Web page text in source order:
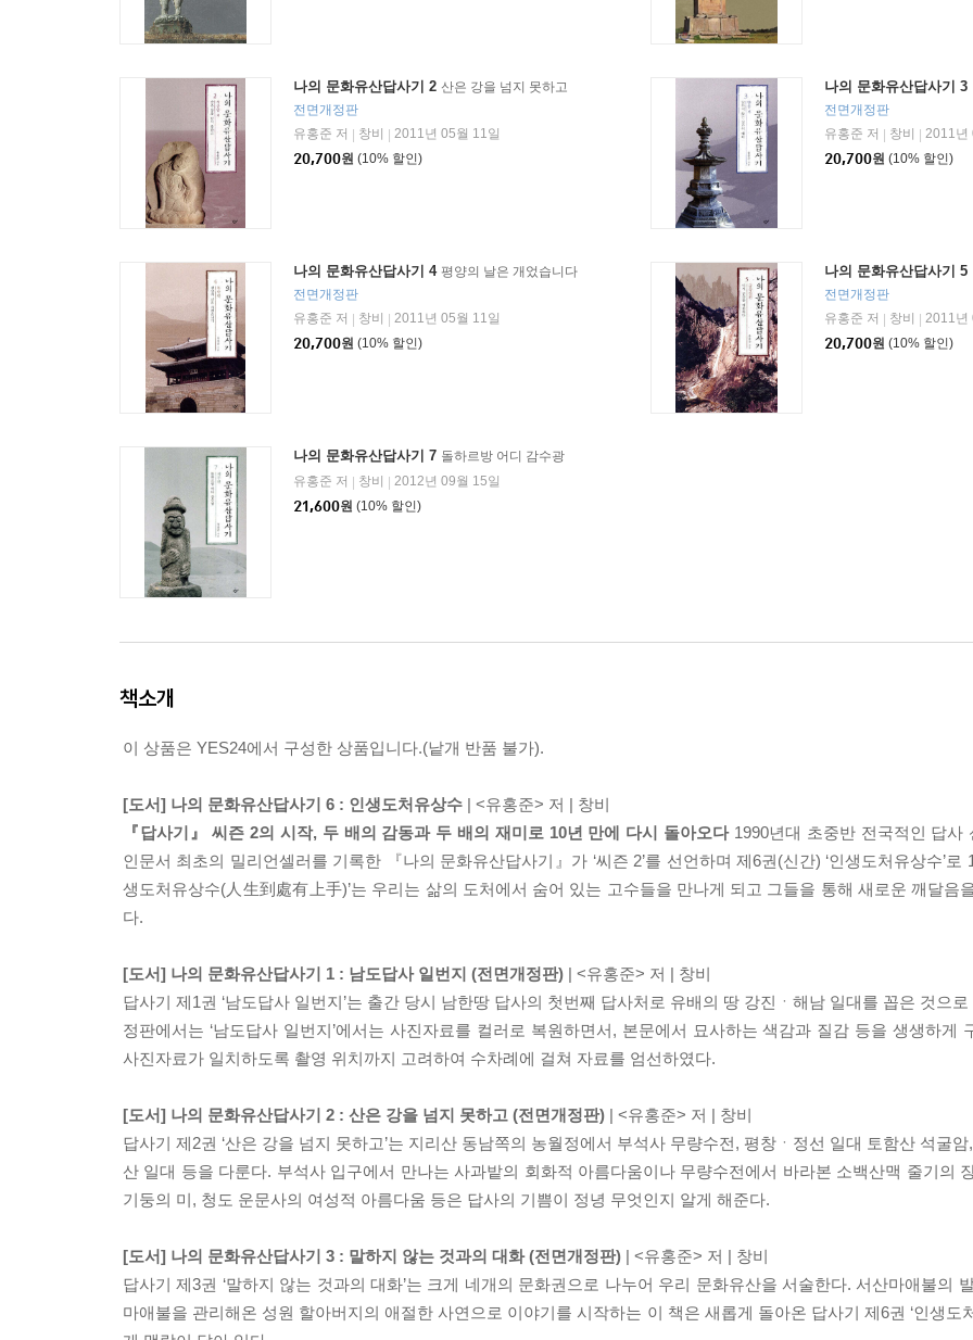
나의 문화유산답사기 2 산은 강을 넘지 못하고
전면개정판
유홍준 저
창비
2011년 05월 11일
20,700원 (10% 할인)
나의 문화유산답사기 3
전면개정판
유홍준 저
창비
2011년
20,700원 (10% 할인)
나의 문화유산답사기 4 평양의 날은 개었습니다
전면개정판
유홍준 저
창비
2011년 05월 11일
20,700원 (10% 할인)
나의 문화유산답사기 5
전면개정판
유홍준 저
창비
2011년
20,700원 (10% 할인)
나의 문화유산답사기 7 돌하르방 어디 감수광
유홍준 저
창비
2012년 09월 15일
21,600원 (10% 할인)
책소개
이 상품은 YES24에서 구성한 상품입니다.(낱개 반품 불가).
[도서] 나의 문화유산답사기 6 : 인생도처유상수 | <유홍준> 저 | 창비
『답사기』 씨즌 2의 시작, 두 배의 감동과 두 배의 재미로 10년 만에 다시 돌아오다1990년대 초중반 전국적인 답사
인문서 최초의 밀리언셀러를 기록한 『나의 문화유산답사기』가 ‘씨즌 2’를 선언하며 제6권(신간) ‘인생도처유상수’로
생도처유상수(人生到處有上手)’는 우리는 삶의 도처에서 숨어 있는 고수들을 만나게 되고 그들을 통해 새로운 깨달음
다.
[도서] 나의 문화유산답사기 1 : 남도답사 일번지 (전면개정판) | <유홍준> 저 | 창비
답사기 제1권 ‘남도답사 일번지’는 출간 당시 남한땅 답사의 첫번째 답사처로 유배의 땅 강진ㆍ해남 일대를 꼽은 것으
정판에서는 ‘남도답사 일번지’에서는 사진자료를 컬러로 복원하면서, 본문에서 묘사하는 색감과 질감 등을 생생하게
사진자료가 일치하도록 촬영 위치까지 고려하여 수차례에 걸쳐 자료를 엄선하였다.
[도서] 나의 문화유산답사기 2 : 산은 강을 넘지 못하고 (전면개정판) | <유홍준> 저 | 창비
답사기 제2권 ‘산은 강을 넘지 못하고’는 지리산 동남쪽의 농월정에서 부석사 무량수전, 평창ㆍ정선 일대 토함산 석굴
산 일대 등을 다룬다. 부석사 입구에서 만나는 사과밭의 회화적 아름다움이나 무량수전에서 바라본 소백산맥 줄기의
기둥의 미, 청도 운문사의 여성적 아름다움 등은 답사의 기쁨이 정녕 무엇인지 알게 해준다.
[도서] 나의 문화유산답사기 3 : 말하지 않는 것과의 대화 (전면개정판) | <유홍준> 저 | 창비
답사기 제3권 ‘말하지 않는 것과의 대화’는 크게 네개의 문화권으로 나누어 우리 문화유산을 서술한다. 서산마애불의
마애불을 관리해온 성원 할아버지의 애절한 사연으로 이야기를 시작하는 이 책은 새롭게 돌아온 답사기 제6권 ‘인생도